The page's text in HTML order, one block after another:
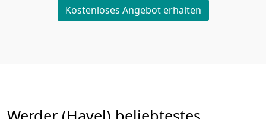
Kostenloses Angebot erhalten